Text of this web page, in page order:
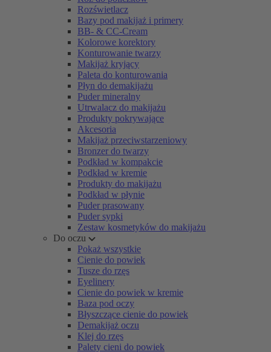
Rozświetlacz
Bazy pod makijaż i primery
BB- & CC-Cream
Kolorowe korektory
Konturowanie twarzy
Makijaż kryjący
Paleta do konturowania
Płyn do demakijażu
Puder mineralny
Utrwalacz do makijażu
Produkty pokrywające
Akcesoria
Makijaż przeciwstarzeniowy
Bronzer do twarzy
Podkład w kompakcie
Podkład w kremie
Produkty do makijażu
Podkład w płynie
Puder prasowany
Puder sypki
Zestaw kosmetyków do makijażu
Do oczu
Pokaż wszystkie
Cienie do powiek
Tusze do rzęs
Eyelinery
Cienie do powiek w kremie
Baza pod oczy
Błyszczące cienie do powiek
Demakijaż oczu
Klej do rzęs
Palety cieni do powiek